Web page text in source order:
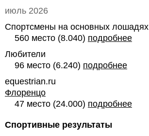
июль 2026
Спортсмены на основных лошадях
560 место (8.040) подробнее
Любители
96 место (6.240) подробнее
equestrian.ru
Флоренцо
47 место (24.000) подробнее
Спортивные результаты